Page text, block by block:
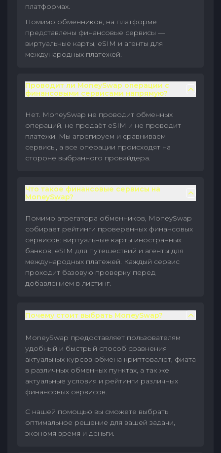
платформах.
Помимо обменников, на платформе
представлены финансовые сервисы —
виртуальные карты, eSIM и агенты для
международных платежей.
Проводит ли MoneySwap операции с
финансовыми сервисами напрямую?
Нет. MoneySwap не проводит обменных
операций, не продаёт eSIM и не проводит
платежи. Мы агрегируем и сравниваем
сервисы, а все операции происходят на
стороне выбранного провайдера.
Что такое финансовые сервисы на
MoneySwap?
Помимо агрегатора обменников, MoneySwap
собирает рейтинги проверенных финансовых
сервисов: виртуальные карты иностранных
банков, eSIM для путешествий и агенты для
международных платежей. Каждый сервис
проходит базовую проверку перед
добавлением в листинг.
Почему стоит выбрать MoneySwap?
MoneySwap предоставляет пользователям
удобный и быстрый способ сравнения
актуальных курсов обмена криптовалют, фиата
в различных обменных пунктах, а так же
актуальные условия и рейтинги различных
финансовых сервисов.
С нашей помощью вы сможете выбрать
оптимальное решение для вашей задачи,
экономя время и деньги.